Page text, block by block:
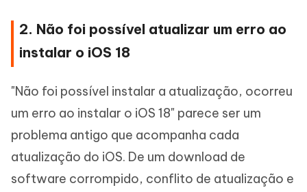
2. Não foi possível atualizar um erro ao
instalar o iOS 18
"Não foi possível instalar a atualização, ocorreu
um erro ao instalar o iOS 18" parece ser um
problema antigo que acompanha cada
atualização do iOS. De um download de
software corrompido, conflito de atualização e